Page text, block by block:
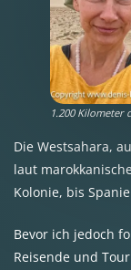
1.200 Kilometer
Die Westsahara,
laut
Kolonie, bis
Bevor ich jedoch
Reisende und